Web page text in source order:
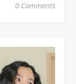
0 Comments